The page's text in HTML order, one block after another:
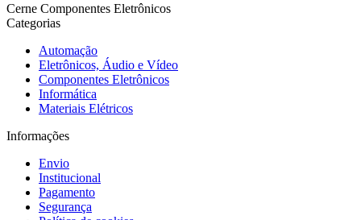
Cerne Componentes Eletrônicos
Categorias
Automação
Eletrônicos, Áudio e Vídeo
Componentes Eletrônicos
Informática
Materiais Elétricos
Informações
Envio
Institucional
Pagamento
Segurança